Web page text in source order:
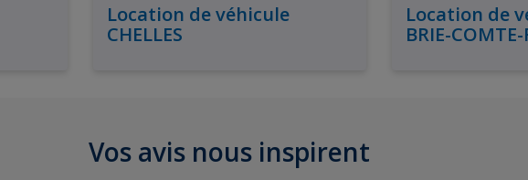
Location de véhicule
CHELLES
Location de
BRIE-
Vos avis nous inspirent